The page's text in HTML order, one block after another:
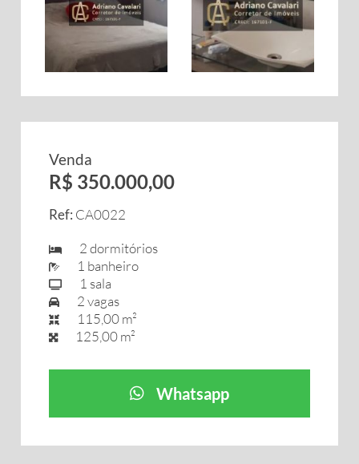
Venda
R$ 350.000,00
Ref: CA0022
2 dormitórios
1 banheiro
1 sala
2 vagas
115,00 m²
125,00 m²
Whatsapp